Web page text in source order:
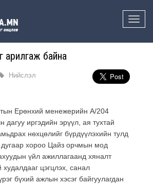
Toggle
арилгаж байна
Нийслэл
Ерөнхий менежерийн А/204
дагуу иргэдийн эрүүл, ая тухтай
нөхцөлийг бүрдүүлэхийн тулд
дугаар хороо Цайз орчмын мод
үйл ажиллагаанд хяналт
худалдааг цэгцлэх, санал
бүхий ажлын хэсэг байгуулагдан